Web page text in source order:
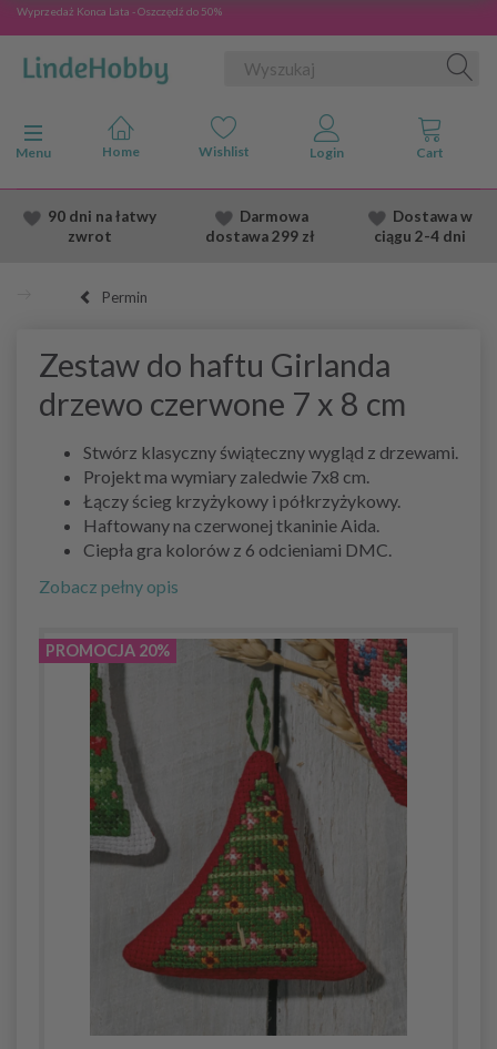
Wyprzedaż Konca Lata - Oszczędź do 50%
Przełącz nawigację
Menu
90 dni na łatwy
zwrot
Darmowa
dostawa299 zł
Dostawaw
ciągu 2-4 dni
Permin
Zestaw do haftu Girlanda
drzewo czerwone 7 x 8 cm
Stwórz klasyczny świąteczny wygląd z drzewami.
Projekt ma wymiary zaledwie 7x8 cm.
Łączy ścieg krzyżykowy i półkrzyżykowy.
Haftowany na czerwonej tkaninie Aida.
Ciepła gra kolorów z 6 odcieniami DMC.
Zobacz pełny opis
PROMOCJA 20%